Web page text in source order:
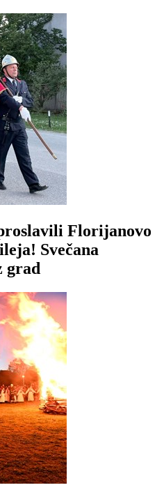
Florijanovo
Svečana
grad